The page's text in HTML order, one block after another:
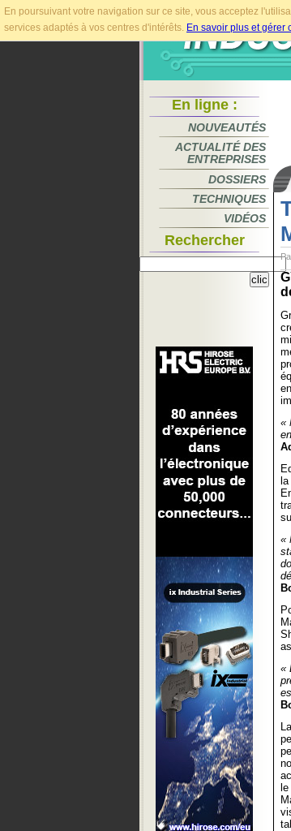
En poursuivant votre navigation sur ce site, vous acceptez
services adaptés à vos centres d'intérêts. En savoir plus et gérer
En ligne :
NOUVEAUTÉS
ACTUALITÉ DES
ENTREPRISES
DOSSIERS
TECHNIQUES
VIDÉOS
Rechercher
«
«
«